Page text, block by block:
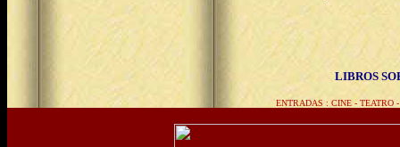
LIBROS
ENTRADAS : CINE - TEATRO